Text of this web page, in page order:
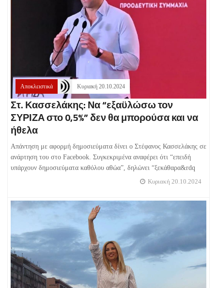
Αποκλειστικά Κυριακή 20.10.2024
Στ. Κασσελάκης: Να “εξαϋλώσω τον
ΣΥΡΙΖΑ στο 0,5%” δεν θα μπορούσα και να
ήθελα
Απάντηση με αφορμή δημοσιεύματα δίνει ο Στέφανος Κασσελάκης σε
ανάρτηση του στο Facebook. Συγκεκριμένα αναφέρει ότι “επειδή
υπάρχουν δημοσιεύματα καθόλου αθώα”, δηλώνει “ξεκάθαρα&rdq
Κυριακή 20.10.2024